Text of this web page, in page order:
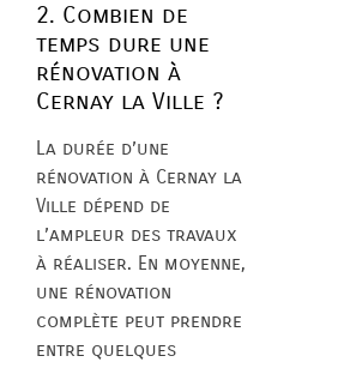
2. Combien de
temps dure une
rénovation à
Cernay la Ville ?
La durée d’une
rénovation à Cernay la
Ville dépend de
l’ampleur des travaux
à réaliser. En moyenne,
une rénovation
complète peut prendre
entre quelques